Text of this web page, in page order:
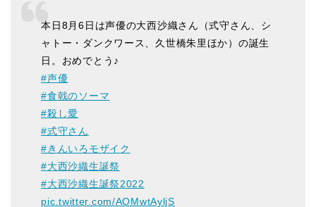
本日8月6日は声優の大西沙織さん（式守さん、シ
ャトー・ダンクワース、久世橋朱里ほか）の誕生
日。おめでとう♪
#声優
#食戟のソーマ
#殺し愛
#式守さん
#きんいろモザイク
#大西沙織生誕祭
#大西沙織生誕祭2022
pic.twitter.com/AOMwtAyljS